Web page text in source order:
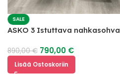
SALE
ASKO 3 Istuttava nahkasohva
890,00€ 790,00 €
Lisää Ostoskoriin